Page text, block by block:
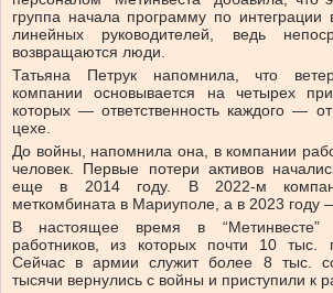
группа начала программу по интеграции
линейных руководителей, ведь
возвращаются люди.
Татьяна Петрук напомнила, что
компании основывается на четырех
которых — ответственность каждого —
цехе.
До войны, напомнила она, в компании
человек. Первые потери активов
еще в 2014 году. В 2022-м
меткомбината в Мариуполе, а в 2023 году
В настоящее время в “Метинвесте”
работников, из которых почти 10 тыс.
Сейчас в армии служит более 8 тыс.
тысячи вернулись с войны и приступили к